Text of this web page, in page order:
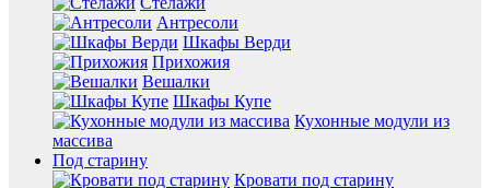
Антресоли
Шкафы Верди
Прихожия
Вешалки
Шкафы Купе
Кухонные модули из
массива
Под старину
Кровати под старину